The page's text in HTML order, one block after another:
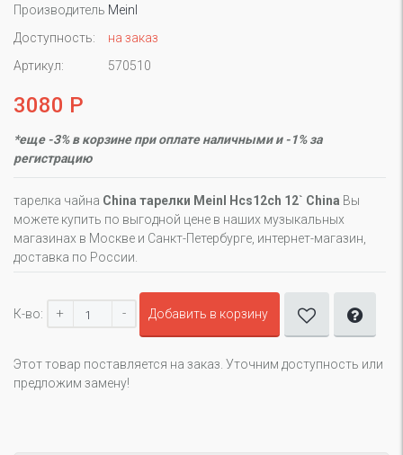
Производитель Meinl
Доступность:
на заказ
Артикул:
570510
3080 Р
*еще -3% в корзине при оплате наличными и -1% за
регистрацию
тарелка чайна China тарелки Meinl Hcs12ch 12` China Вы
можете купить по выгодной цене в наших музыкальных
магазинах в Москве и Санкт-Петербурге, интернет-магазин,
доставка по России.
К-во: + - Добавить в корзину
Этот товар поставляется на заказ. Уточним доступность или
предложим замену!